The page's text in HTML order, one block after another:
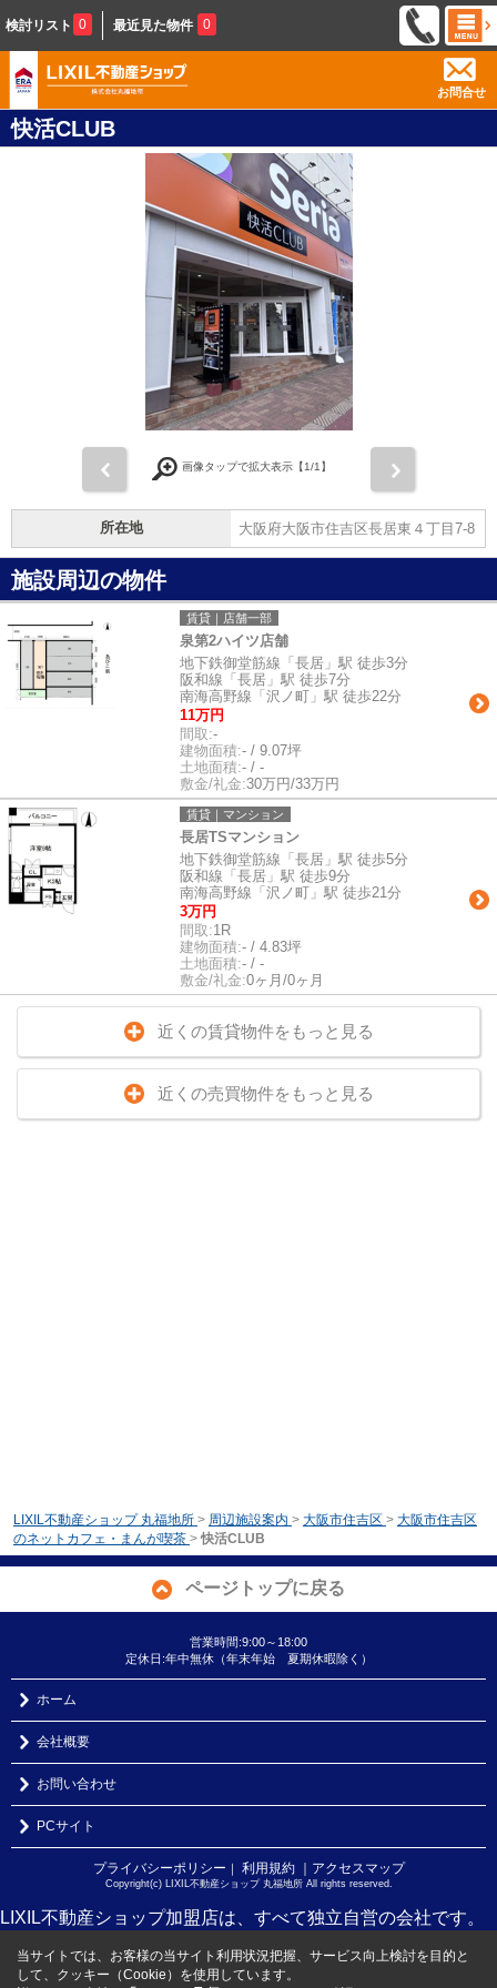
検討リスト 0 最近見た物件 0
お問合せ
快活CLUB
画像タップで拡大表示【1/1】
所在地 大阪府大阪市住吉区長居東４丁目7-8
施設周辺の物件
賃貸｜店舗一部
泉第2ハイツ店舗
地下鉄御堂筋線「長居」駅 徒歩3分
阪和線「長居」駅 徒歩7分
南海高野線「沢ノ町」駅 徒歩22分
11万円
間取:-
建物面積:- / 9.07坪
土地面積:- / -
敷金/礼金:30万円/33万円
賃貸｜マンション
長居TSマンション
地下鉄御堂筋線「長居」駅 徒歩5分
阪和線「長居」駅 徒歩9分
南海高野線「沢ノ町」駅 徒歩21分
3万円
間取:1R
建物面積:- / 4.83坪
土地面積:- / -
敷金/礼金:0ヶ月/0ヶ月
近くの賃貸物件をもっと見る
近くの売買物件をもっと見る
LIXIL不動産ショップ 丸福地所 > 周辺施設案内 > 大阪市住吉区 > 大阪市住吉区
のネットカフェ・まんが喫茶 > 快活CLUB
ページトップに戻る
営業時間:9:00～18:00
定休日:年中無休（年末年始 夏期休暇除く）
ホーム
会社概要
お問い合わせ
PCサイト
プライバシーポリシー ｜ 利用規約 ｜アクセスマップ
Copyright(c) LIXIL不動産ショップ 丸福地所 All rights reserved.
LIXIL不動産ショップ加盟店は、すべて独立自営の会社です。
当サイトでは、お客様の当サイト利用状況把握、サービス向上検討を目的と
して、クッキー（Cookie）を使用しています。